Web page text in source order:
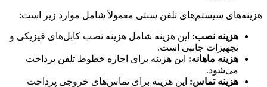
هزینه‌های سیستم‌های تلفن سنتی معمولاً شامل موارد زیر است:
هزینه نصب: این هزینه شامل هزینه نصب کابل‌های فیزیکی و
تجهیزات جانبی است.
هزینه ماهانه: این هزینه برای اجاره خطوط تلفن پرداخت
می‌شود.
هزینه تماس: این هزینه برای تماس‌های خروجی پرداخت